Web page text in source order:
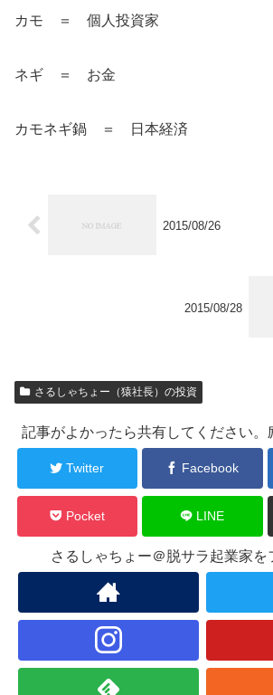
カモ ＝ 個人投資家
ネギ ＝ お金
カモネギ鍋 ＝ 日本経済
2015/08/26
2015/08/28
さるしゃちょー（猿社長）の投資
記事がよかったら共有してください。
Twitter Facebook
Pocket LINE
さるしゃちょー＠脱サラ起業家を